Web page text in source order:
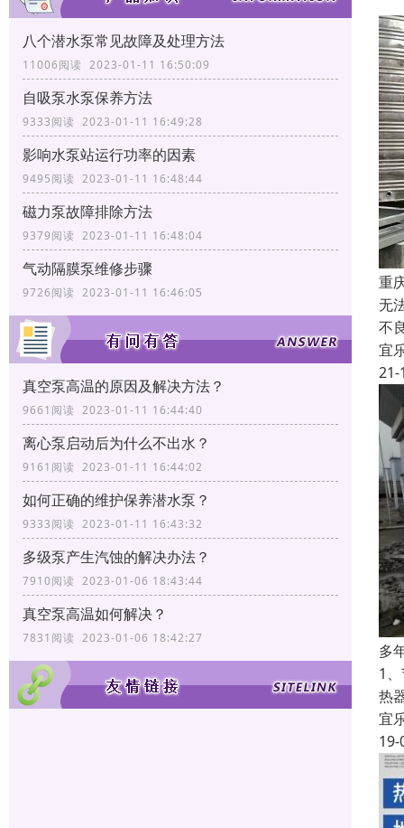
八个潜水泵常见故障及处理方法
11006阅读 2023-01-11 16:50:09
自吸泵水泵保养方法
9333阅读 2023-01-11 16:49:28
影响水泵站运行功率的因素
9495阅读 2023-01-11 16:48:44
磁力泵故障排除方法
9379阅读 2023-01-11 16:48:04
气动隔膜泵维修步骤
9726阅读 2023-01-11 16:46:05
真空泵高温的原因及解决方法？
9661阅读 2023-01-11 16:44:40
离心泵启动后为什么不出水？
9161阅读 2023-01-11 16:44:02
如何正确的维护保养潜水泵？
9333阅读 2023-01-11 16:43:32
多级泵产生汽蚀的解决办法？
7910阅读 2023-01-06 18:43:44
真空泵高温如何解决？
7831阅读 2023-01-06 18:42:27
重
无
不
宜
21-
多
1
热
宜
19-